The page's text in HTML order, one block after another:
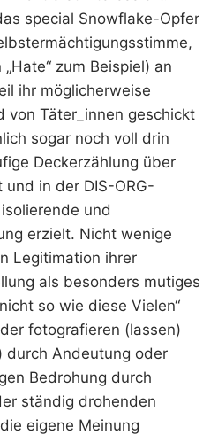
special Snowflake-Opfer
zum Beispiel) an
ihr möglicherweise
von Täter_innen geschickt
sogar noch voll drin
Deckerzählung über
in der DIS-ORG-
und
erzielt. Nicht wenige
Legitimation ihrer
als besonders mutiges
so wie diese Vielen“
fotografieren (lassen)
durch Andeutung oder
Bedrohung durch
ständig drohenden
eigene Meinung